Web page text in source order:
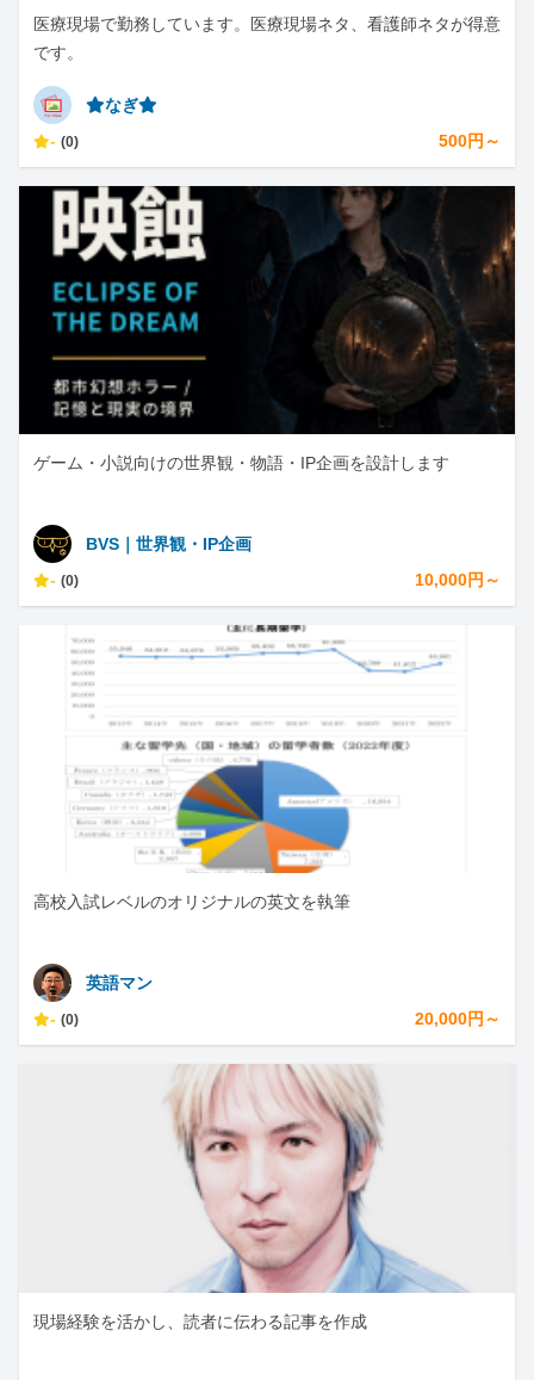
医療現場で勤務しています。医療現場ネタ、看護師ネタが得意
です。
⭐︎なぎ⭐︎
- (0) 500円～
ゲーム・小説向けの世界観・物語・IP企画を設計します
BVS｜世界観・IP企画
- (0) 10,000円～
高校入試レベルのオリジナルの英文を執筆
英語マン
- (0) 20,000円～
現場経験を活かし、読者に伝わる記事を作成